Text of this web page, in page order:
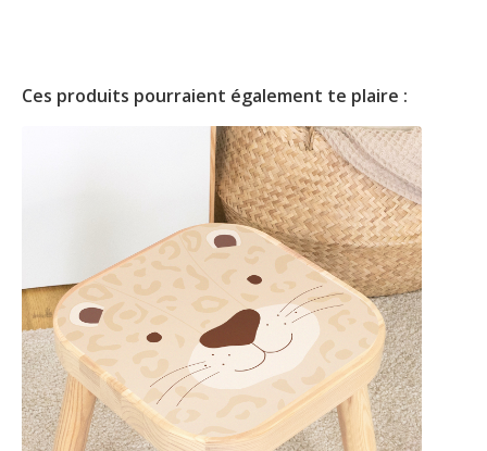
Ces produits pourraient également te plaire :